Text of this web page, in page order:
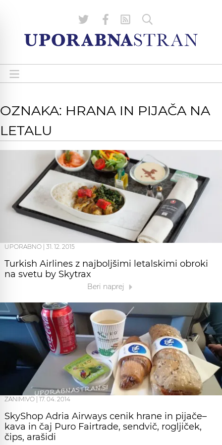
OZNAKA: HRANA IN PIJAČA NA
LETALU
UPORABNO 31. 12. 2015
Turkish Airlines z najboljšimi letalskimi obroki
na svetu by Skytrax
Beri naprej
ZANIMIVO 17. 04. 2014
SkyShop Adria Airways cenik hrane in pijače–
kava in čaj Puro Fairtrade, sendvič, rogljiček,
čips, arašidi